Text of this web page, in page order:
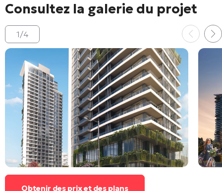
Consultez la galerie du projet
1/4
Obtenir des prix et des plans